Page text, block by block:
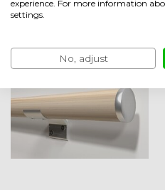
Bekijken
experience. For more information
settings.
No, adjust